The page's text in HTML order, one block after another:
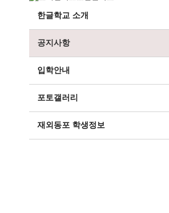
한글학교 소개
공지사항
입학안내
포토갤러리
재외동포 학생정보